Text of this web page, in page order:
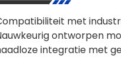
met
ontworpen
integratie met